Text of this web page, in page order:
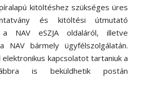
kitöltéshez szükséges üres
és kitöltési útmutató
a NAV eSZJA oldaláról, illetve
NAV bármely ügyfélszolgálatán.
elektronikus kapcsolatot tartaniuk a
is beküldhetik postán